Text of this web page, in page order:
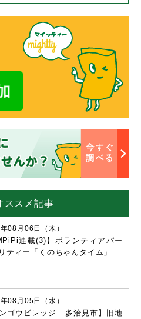
ススメ記事
連載(3)】ボランティアパー
ティー「くのちゃんタイム」
08月06日（木）
ンゴウビレッジ 多治見市】旧地
08月05日（水）